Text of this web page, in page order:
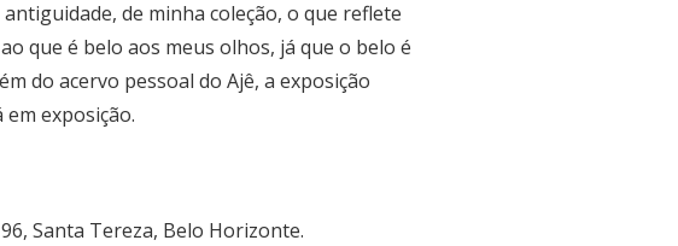
de minha coleção, o que reflete
que é belo aos meus olhos, já que o belo é
do acervo pessoal do Ajê, a exposição
em exposição.
Santa Tereza, Belo Horizonte.